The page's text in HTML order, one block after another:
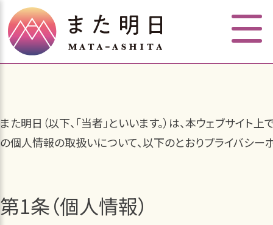
また明日（以下、「当者」といいます。）は、本ウェブサイト
の個人情報の取扱いについて、以下のとおりプライバシーポ
第1条（個人情報）